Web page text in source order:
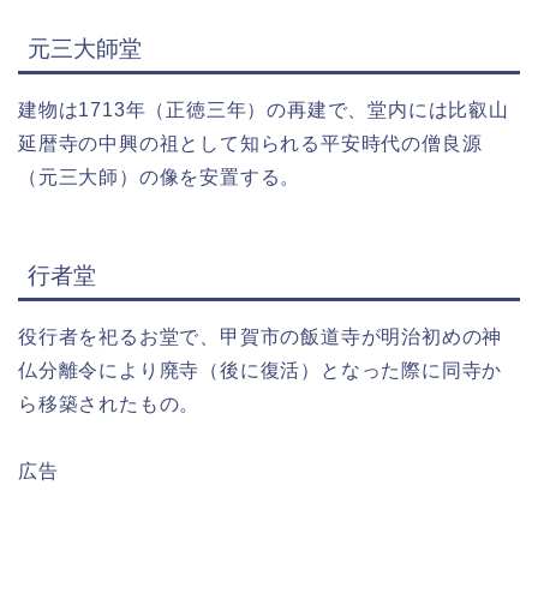
元三大師堂
建物は1713年（正徳三年）の再建で、堂内には比叡山
延暦寺の中興の祖として知られる平安時代の僧良源
（元三大師）の像を安置する。
行者堂
役行者を祀るお堂で、甲賀市の飯道寺が明治初めの神
仏分離令により廃寺（後に復活）となった際に同寺か
ら移築されたもの。
広告